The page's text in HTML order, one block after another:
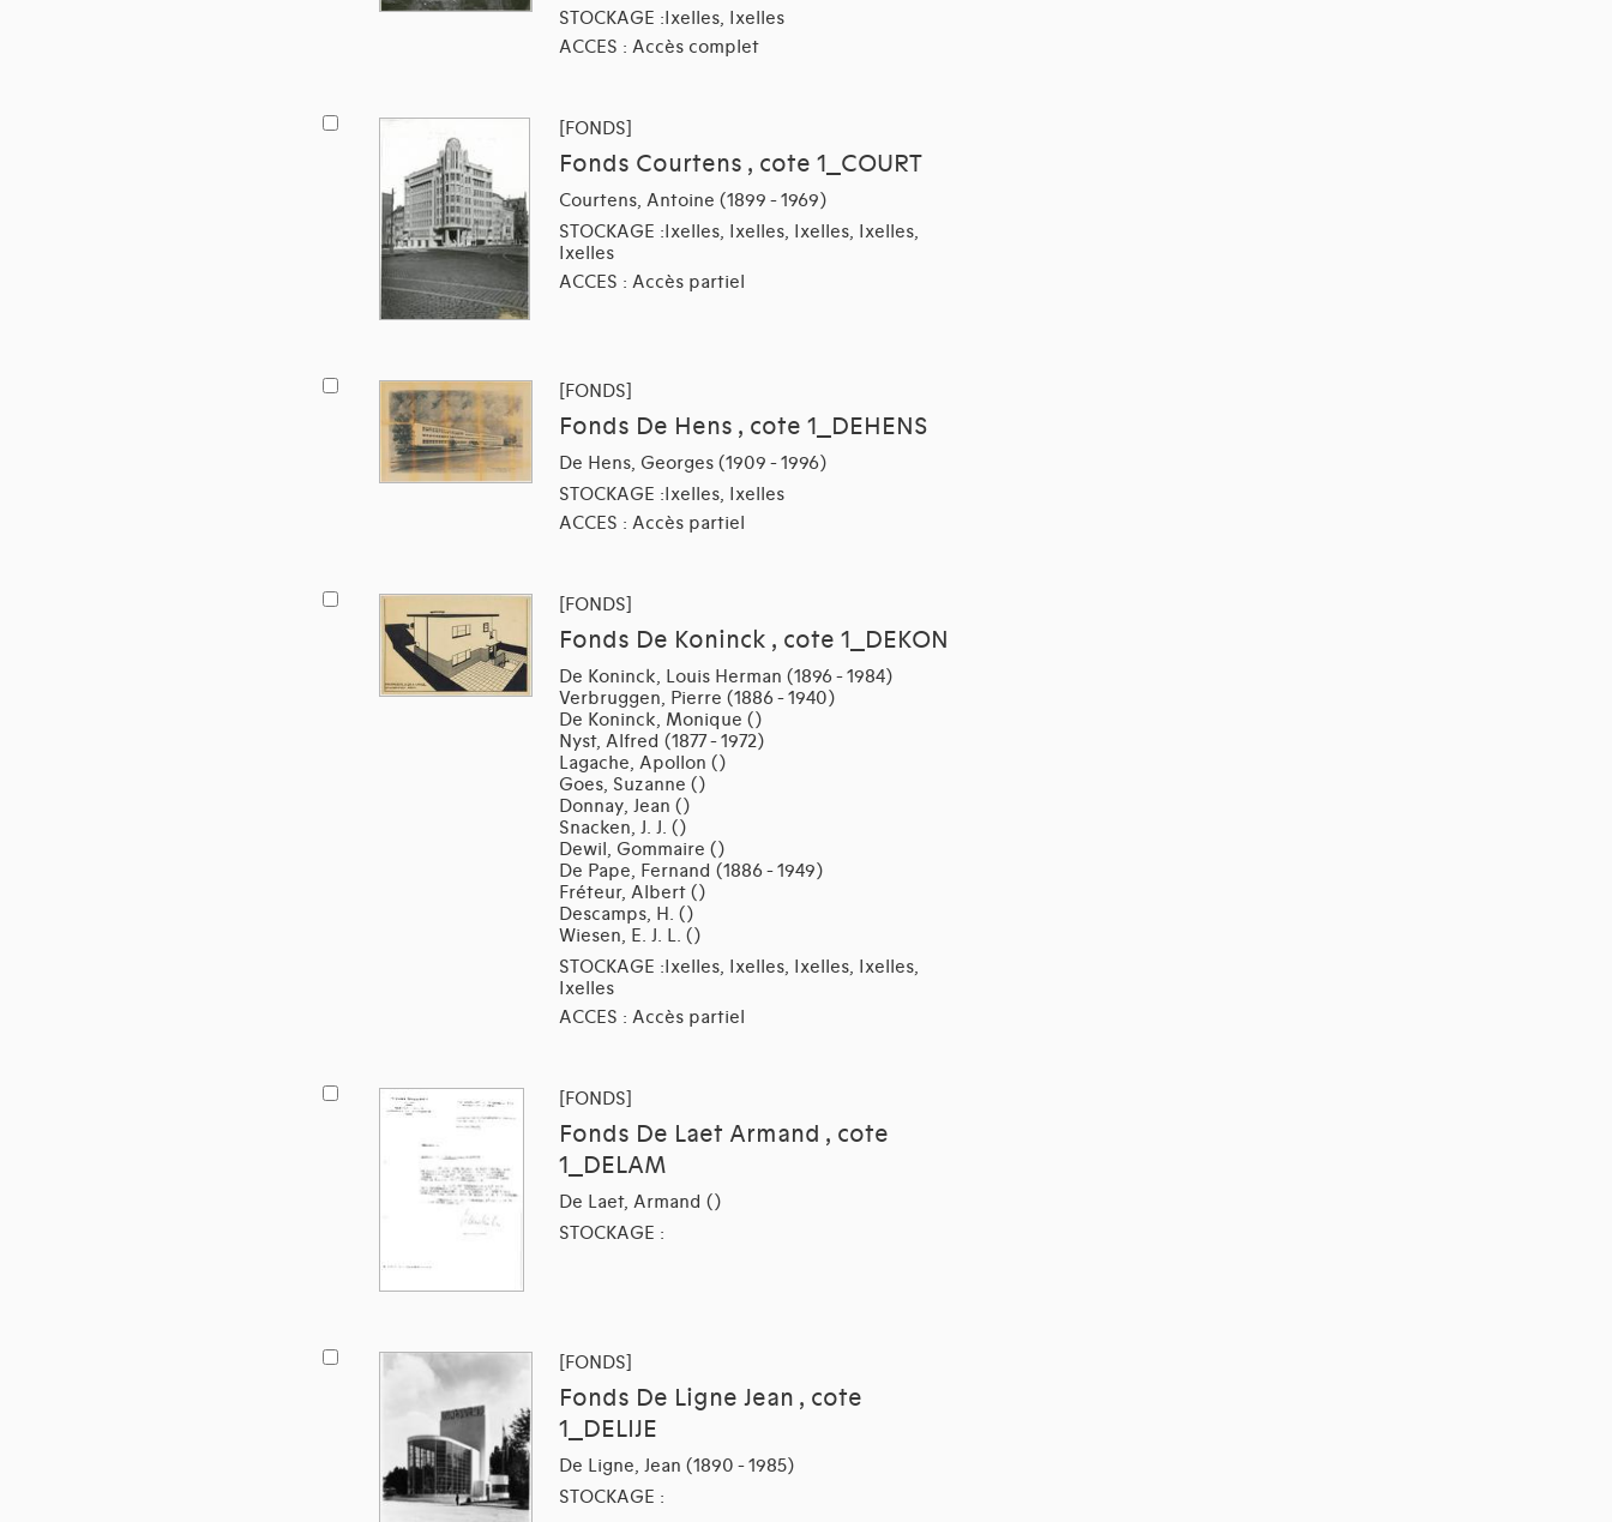
STOCKAGE :Ixelles, Ixelles
ACCES : Accès complet
[FONDS]
Fonds Courtens , cote 1_COURT
Courtens, Antoine (1899 - 1969)
STOCKAGE :Ixelles, Ixelles, Ixelles, Ixelles,
Ixelles
ACCES : Accès partiel
[FONDS]
Fonds De Hens , cote 1_DEHENS
De Hens, Georges (1909 - 1996)
STOCKAGE :Ixelles, Ixelles
ACCES : Accès partiel
[FONDS]
Fonds De Koninck , cote 1_DEKON
De Koninck, Louis Herman (1896 - 1984)
Verbruggen, Pierre (1886 - 1940)
De Koninck, Monique ()
Nyst, Alfred (1877 - 1972)
Lagache, Apollon ()
Goes, Suzanne ()
Donnay, Jean ()
Snacken, J. J. ()
Dewil, Gommaire ()
De Pape, Fernand (1886 - 1949)
Fréteur, Albert ()
Descamps, H. ()
Wiesen, E. J. L. ()
STOCKAGE :Ixelles, Ixelles, Ixelles, Ixelles,
Ixelles
ACCES : Accès partiel
[FONDS]
Fonds De Laet Armand , cote
1_DELAM
De Laet, Armand ()
STOCKAGE :
[FONDS]
Fonds De Ligne Jean , cote
1_DELIJE
De Ligne, Jean (1890 - 1985)
STOCKAGE :